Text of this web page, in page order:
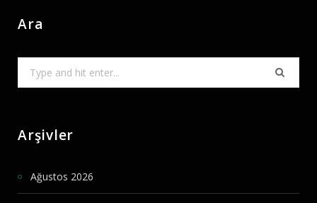
Ara
Arşivler
Ağustos 2026